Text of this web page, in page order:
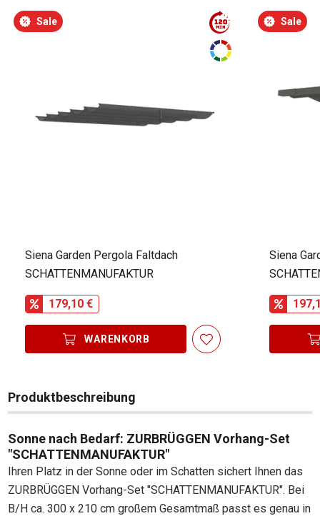
Sale
Siena Garden Pergola Faltdach
SCHATTENMANUFAKTUR
179,10 €
WARENKORB
Sale
Siena
Produktbeschreibung
Sonne nach Bedarf: ZURBRÜGGEN Vorhang-Set
"SCHATTENMANUFAKTUR"
Ihren Platz in der Sonne oder im Schatten sichert Ihnen das
ZURBRÜGGEN Vorhang-Set "SCHATTENMANUFAKTUR". Bei
B/H ca. 300 x 210 cm großem Gesamtmaß passt es genau in